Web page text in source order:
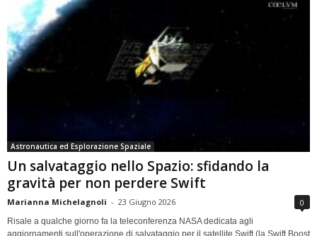
Astronautica ed Esplorazione Spaziale
Un salvataggio nello Spazio: sfidando la
gravità per non perdere Swift
Marianna Michelagnoli - 23 Giugno 2026 0
Risale a qualche giorno fa la teleconferenza NASA dedicata agli
aggiornamenti sull'operazione di salvataggio per il satellite Swift (la Swift Boost